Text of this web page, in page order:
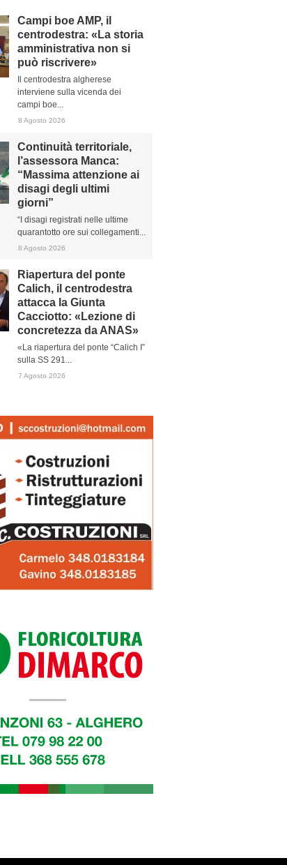
Campi boe AMP, il
centrodestra: «La storia
amministrativa non si
può riscrivere»
Il centrodestra algherese
interviene sulla vicenda dei
campi boe...
8 Agosto 2026
Continuità territoriale,
l’assessora Manca:
“Massima attenzione ai
disagi degli ultimi
giorni”
“I disagi registrati nelle ultime
quarantotto ore sui collegamenti...
8 Agosto 2026
Riapertura del ponte
Calich, il centrodestra
attacca la Giunta
Cacciotto: «Lezione di
concretezza da ANAS»
«La riapertura del ponte “Calich I”
sulla SS 291...
7 Agosto 2026